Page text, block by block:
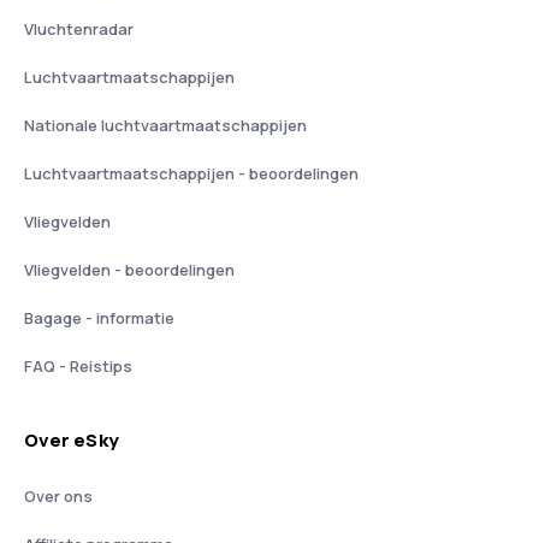
Vluchtenradar
Luchtvaartmaatschappijen
Nationale luchtvaartmaatschappijen
Luchtvaartmaatschappijen - beoordelingen
Vliegvelden
Vliegvelden - beoordelingen
Bagage - informatie
FAQ - Reistips
Over eSky
Over ons